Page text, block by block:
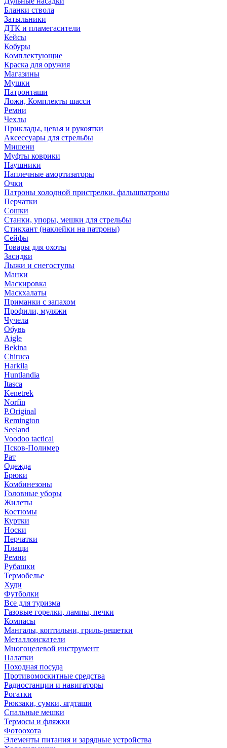
Бланки ствола
Затыльники
ДТК и пламегасители
Кейсы
Кобуры
Комплектующие
Краска для оружия
Магазины
Мушки
Патронташи
Ложи, Комплекты шасси
Ремни
Чехлы
Приклады, цевья и рукоятки
Аксессуары для стрельбы
Мишени
Муфты коврики
Наушники
Наплечные амортизаторы
Очки
Патроны холодной пристрелки, фальшпатроны
Перчатки
Сошки
Станки, упоры, мешки для стрельбы
Стикхант (наклейки на патроны)
Сейфы
Товары для охоты
Засидки
Лыжи и снегоступы
Манки
Маскировка
Маскхалаты
Приманки с запахом
Профили, муляжи
Чучела
Обувь
Aigle
Bekina
Chiruсa
Harkila
Huntlandia
Itasca
Kenetrek
Norfin
P.Original
Remington
Seeland
Voodoo tactical
Псков-Полимер
Рат
Одежда
Брюки
Комбинезоны
Головные уборы
Жилеты
Костюмы
Куртки
Носки
Перчатки
Плащи
Ремни
Рубашки
Термобелье
Худи
Футболки
Все для туризма
Газовые горелки, лампы, печки
Компасы
Мангалы, коптильни, гриль-решетки
Металлоискатели
Многоцелевой инструмент
Палатки
Походная посуда
Противомоскитные средства
Радиостанции и навигаторы
Рогатки
Рюкзаки, сумки, ягдташи
Спальные мешки
Термосы и фляжки
Фотоохота
Элементы питания и зарядные устройства